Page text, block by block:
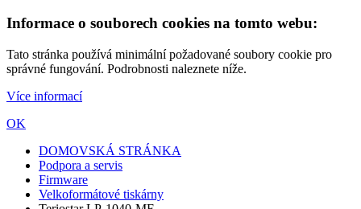
Informace o souborech cookies na tomto webu:
Tato stránka používá minimální požadované soubory cookie pro
správné fungování. Podrobnosti naleznete níže.
Více informací
OK
DOMOVSKÁ STRÁNKA
Podpora a servis
Firmware
Velkoformátové tiskárny